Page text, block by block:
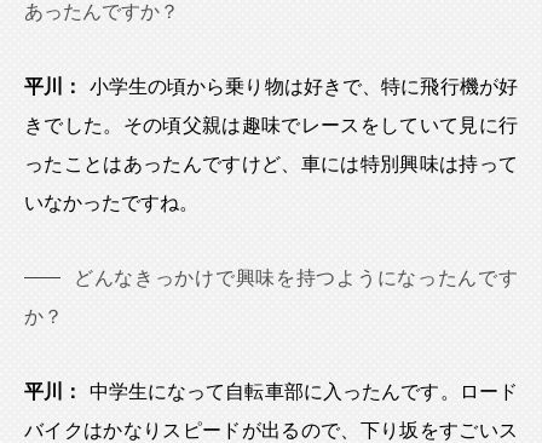
あったんですか？
平川：
小学生の頃から乗り物は好きで、特に飛行機が好
きでした。その頃父親は趣味でレースをしていて見に行
ったことはあったんですけど、車には特別興味は持って
いなかったですね。
どんなきっかけで興味を持つようになったんです
か？
平川：
中学生になって自転車部に入ったんです。ロード
バイクはかなりスピードが出るので、下り坂をすごいス